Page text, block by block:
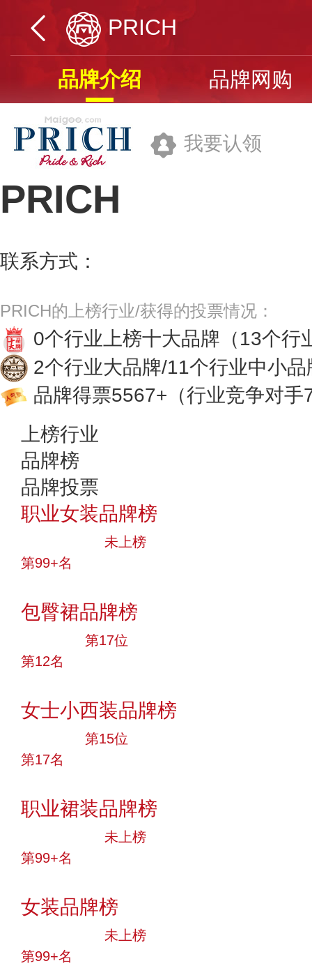
PRICH
品牌介绍 品牌网购
我要认领
PRICH
联系方式：
PRICH的上榜行业/获得的投票情况：
0个行业上榜十大品牌 （13个行
2个行业大品牌/11个行业中小品
品牌得票5567+ （行业竞争对
上榜行业
品牌榜
品牌投票
职业女装品牌榜
未上榜
第99+名
包臀裙品牌榜
第17位
第12名
女士小西装品牌榜
第15位
第17名
职业裙装品牌榜
未上榜
第99+名
女装品牌榜
未上榜
第99+名